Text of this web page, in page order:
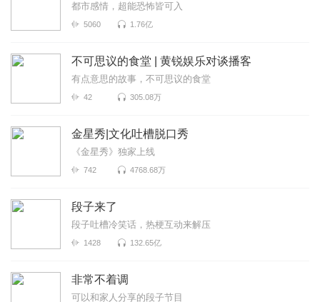
都市感情，超能恐怖皆可入
5060 1.76亿
不可思议的食堂 | 黄锐娱乐对谈播客
有点意思的故事，不可思议的食堂
42 305.08万
金星秀|文化吐槽脱口秀
《金星秀》独家上线
742 4768.68万
段子来了
段子吐槽冷笑话，热梗互动来解压
1428 132.65亿
非常不着调
可以和家人分享的段子节目